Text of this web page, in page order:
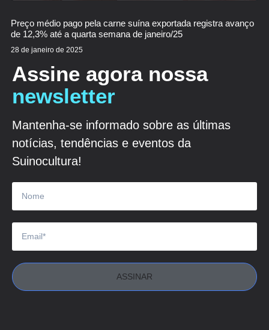
Preço médio pago pela carne suína exportada registra avanço
de 12,3% até a quarta semana de janeiro/25
28 de janeiro de 2025
Assine agora nossa
newsletter
Mantenha-se informado sobre as últimas
notícias, tendências e eventos da
Suinocultura!
ASSINAR